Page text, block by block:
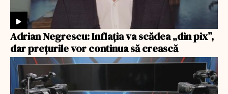
Adrian Negrescu: Inflația va scădea „din pix”,
dar prețurile vor continua să crească